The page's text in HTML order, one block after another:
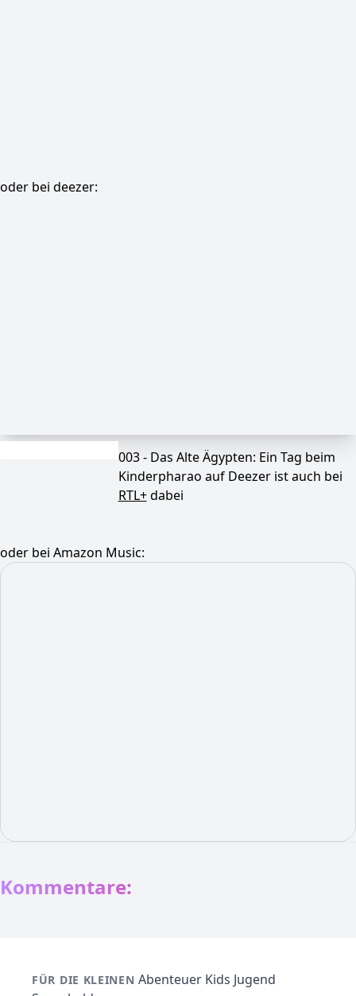
oder bei deezer:
003 - Das Alte Ägypten: Ein Tag beim
Kinderpharao auf Deezer ist auch bei
RTL+dabei
oder bei Amazon Music:
Kommentare:
FÜR DIE KLEINEN Abenteuer Kids Jugend